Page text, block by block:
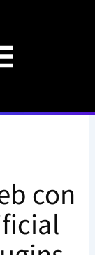
con